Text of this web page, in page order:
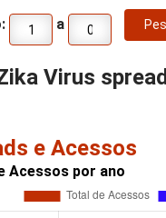
a
Virus
e Acessos
Acessos por ano